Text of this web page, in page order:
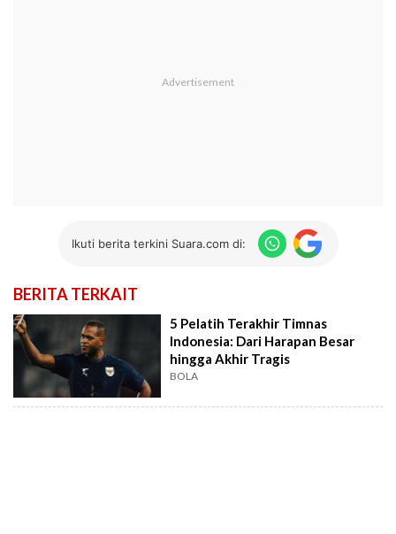
Ikuti berita terkini Suara.com di:
BERITA TERKAIT
5 Pelatih Terakhir Timnas
Indonesia: Dari Harapan Besar
hingga Akhir Tragis
BOLA